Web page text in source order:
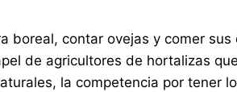
boreal, contar ovejas y comer
de agricultores de hortalizas
la competencia por tener